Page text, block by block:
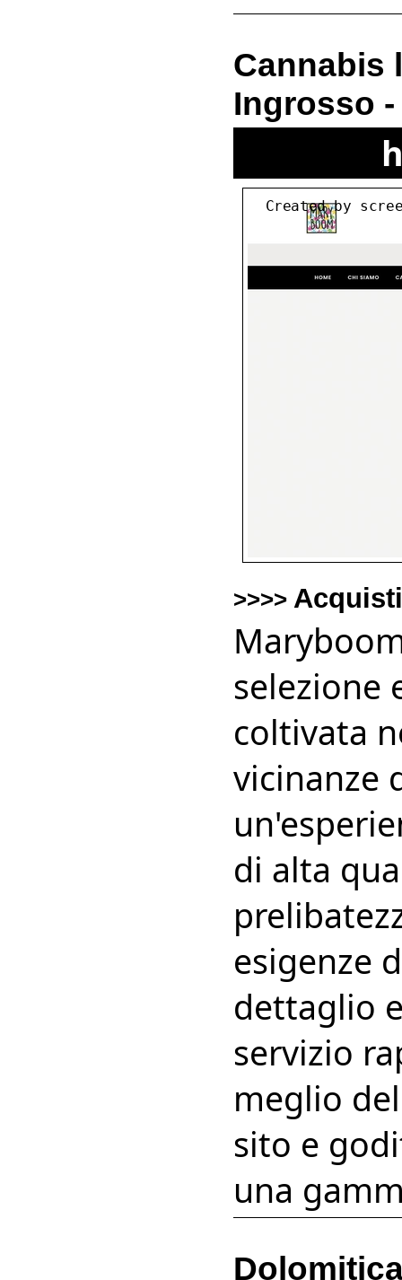
Cannabis
Ingrosso
>>>>
selezione
coltivata
vicinanze
di alta
esigenze
dettaglio
servizio
meglio
sito e
una